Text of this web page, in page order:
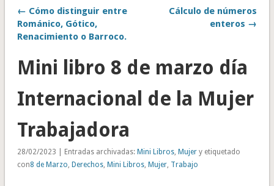
← Cómo distinguir entre
Románico, Gótico,
Renacimiento o Barroco.
Cálculo de números
enteros →
Mini libro 8 de marzo día
Internacional de la Mujer
Trabajadora
28/02/2023 | Entradas archivadas: Mini Libros, Mujery etiquetado
con8 de Marzo, Derechos, Mini Libros, Mujer, Trabajo